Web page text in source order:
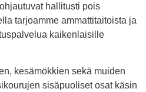
hallitusti pois
tarjoamme ammattitaitoista ja
kaikenlaisille
kesämökkien sekä muiden
sisäpuoliset osat käsin